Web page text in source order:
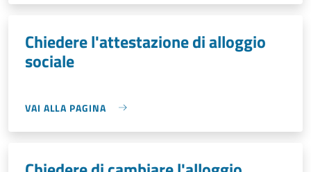
Chiedere l'attestazione di alloggio
sociale
VAI ALLA PAGINA